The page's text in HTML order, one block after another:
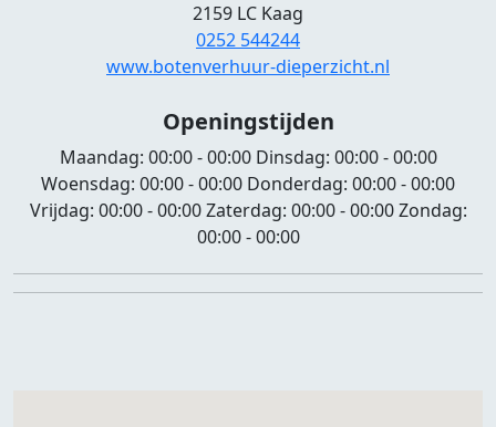
2159 LC Kaag
0252 544244
www.botenverhuur-dieperzicht.nl
Openingstijden
Maandag: 00:00 - 00:00Dinsdag: 00:00 - 00:00
Woensdag: 00:00 - 00:00 Donderdag: 00:00 - 00:00
Vrijdag: 00:00 - 00:00Zaterdag: 00:00 - 00:00Zondag:
00:00 - 00:00